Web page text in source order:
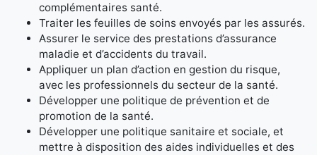
complémentaires santé.
Traiter les feuilles de soins envoyés par les assurés.
Assurer le service des prestations d’assurance
maladie et d’accidents du travail.
Appliquer un plan d’action en gestion du risque,
avec les professionnels du secteur de la santé.
Développer une politique de prévention et de
promotion de la santé.
Développer une politique sanitaire et sociale, et
mettre à disposition des aides individuelles et des